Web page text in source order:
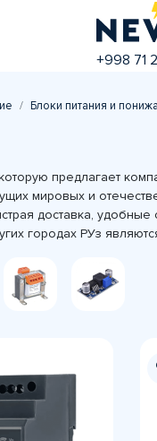
+998 71
Блоки питания и
предлагает
мировых и
доставка,
городах РУз